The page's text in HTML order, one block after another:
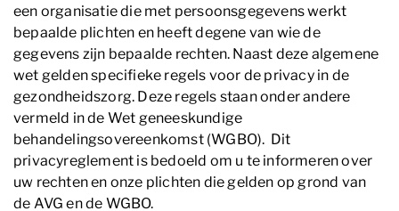
een organisatie die met persoonsgegevens werkt
bepaalde plichten en heeft degene van wie de
gegevens zijn bepaalde rechten. Naast deze algemene
wet gelden specifieke regels voor de privacy in de
gezondheidszorg. Deze regels staan onder andere
vermeld in de Wet geneeskundige
behandelingsovereenkomst (WGBO). Dit
privacyreglement is bedoeld om u te informeren over
uw rechten en onze plichten die gelden op grond van
de AVG en de WGBO.